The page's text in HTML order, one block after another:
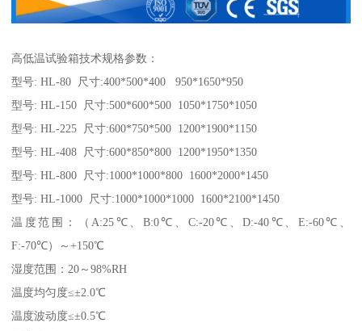
高低温试验箱技术规格参数：
型号: HL-80 尺寸:400*500*400 950*1650*950
型号: HL-150 尺寸:500*600*500 1050*1750*1050
型号: HL-225 尺寸:600*750*500 1200*1900*1150
型号: HL-408 尺寸:600*850*800 1200*1950*1350
型号: HL-800 尺寸:1000*1000*800 1600*2000*1450
型号: HL-1000 尺寸:1000*1000*1000 1600*2100*1450
温度范围：（A:25℃、B:0℃、C:-20℃、D:-40℃、E:-60℃、
F:-70℃）～+150℃
湿度范围：20～98%RH
温度均匀度≤±2.0℃
温度波动度≤±0.5℃